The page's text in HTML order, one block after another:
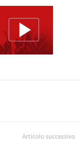
Articolo successivo